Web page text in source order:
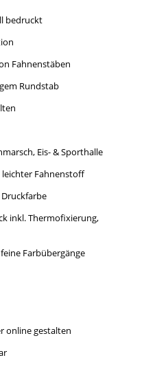
bedruckt
Fahnenstäben
Rundstab
Eis- & Sporthalle
Fahnenstoff
inkl. Thermofixierung,
Farbübergänge
online gestalten